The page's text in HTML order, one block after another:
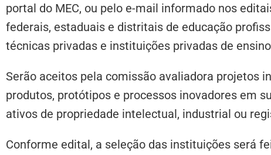
portal do MEC, ou pelo e-mail informado nos
federais, estaduais e distritais de educação
técnicas privadas e instituições privadas de
Serão aceitos pela comissão avaliadora projetos
produtos, protótipos e processos inovadores em
ativos de propriedade intelectual, industrial ou
Conforme edital, a seleção das instituições será